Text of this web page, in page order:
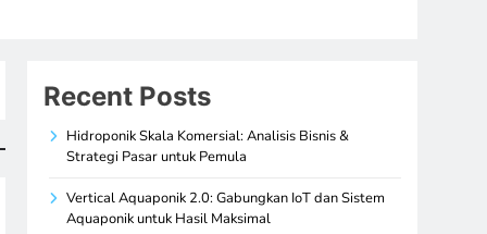
Recent Posts
Hidroponik Skala Komersial: Analisis Bisnis &
Strategi Pasar untuk Pemula
Vertical Aquaponik 2.0: Gabungkan IoT dan Sistem
Aquaponik untuk Hasil Maksimal